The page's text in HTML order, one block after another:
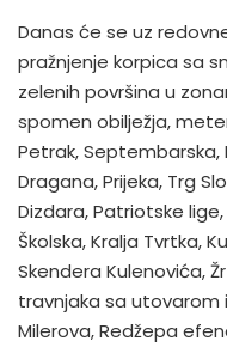
Danas će se uz
pražnjenje korpica sa
zelenih površina u
spomen obilježja,
Petrak,
Dragana, Prijeka, Trg
Dizdara, Patriotske
Školska, Kralja Tvrtka,
Skendera Kulenovića,
travnjaka sa utovarom
Milerova, Redžepa